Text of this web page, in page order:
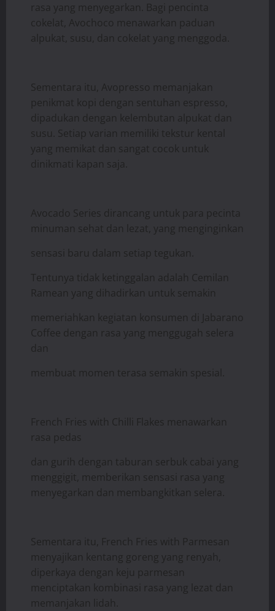
rasa yang menyegarkan. Bagi pencinta
cokelat, Avochoco menawarkan paduan
alpukat, susu, dan cokelat yang menggoda.
Sementara itu, Avopresso memanjakan
penikmat kopi dengan sentuhan espresso,
dipadukan dengan kelembutan alpukat dan
susu. Setiap varian memiliki tekstur kental
yang memikat dan sangat cocok untuk
dinikmati kapan saja.
Avocado Series dirancang untuk para pecinta
minuman sehat dan lezat, yang menginginkan
sensasi baru dalam setiap tegukan.
Tentunya tidak ketinggalan adalah Cemilan
Ramean yang dihadirkan untuk semakin
memeriahkan kegiatan konsumen di Jabarano
Coffee dengan rasa yang menggugah selera
dan
membuat momen terasa semakin spesial.
French Fries with Chilli Flakes menawarkan
rasa pedas
dan gurih dengan taburan serbuk cabai yang
menggigit, memberikan sensasi rasa yang
menyegarkan dan membangkitkan selera.
Sementara itu, French Fries with Parmesan
menyajikan kentang goreng yang renyah,
diperkaya dengan keju parmesan
menciptakan kombinasi rasa yang lezat dan
memanjakan lidah.